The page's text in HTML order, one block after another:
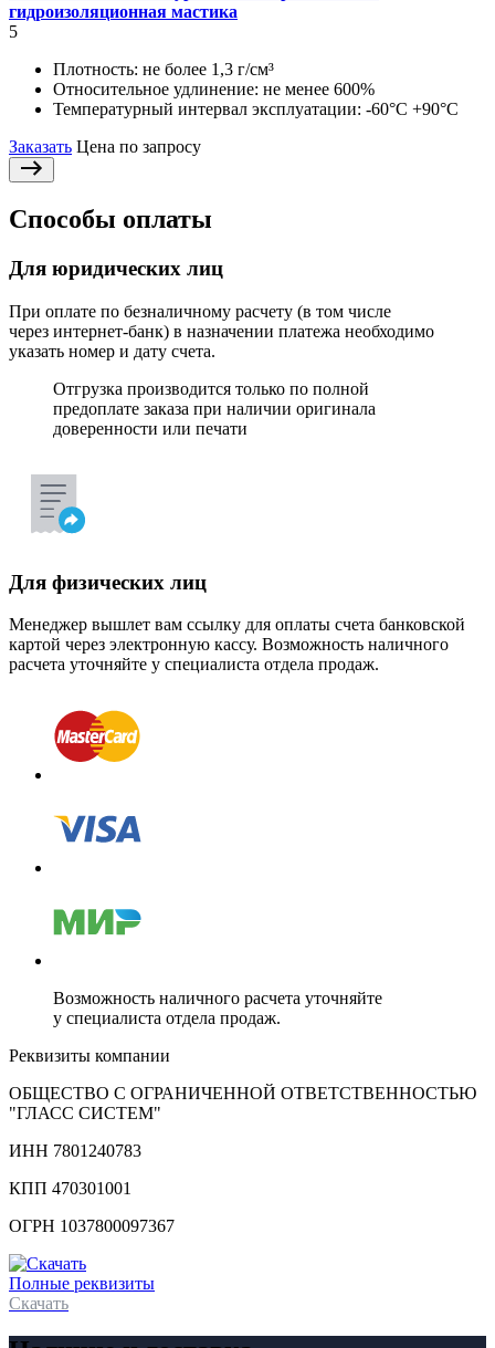
гидроизоляционная мастика
5
Плотность: не более 1,3 г/см³
Относительное удлинение: не менее 600%
Температурный интервал эксплуатации: -60°С +90°С
Заказать Цена по запросу
Способы оплаты
Для юридических лиц
При оплате по безналичному расчету (в том числе
через интернет-банк) в назначении платежа необходимо
указать номер и дату счета.
Отгрузка производится только по полной
предоплате заказа при наличии оригинала
доверенности или печати
Для физических лиц
Менеджер вышлет вам ссылку для оплаты счета банковской
картой через электронную кассу. Возможность наличного
расчета уточняйте у специалиста отдела продаж.
Возможность наличного расчета уточняйте
у специалиста отдела продаж.
Реквизиты компании
ОБЩЕСТВО С ОГРАНИЧЕННОЙ ОТВЕТСТВЕННОСТЬЮ
"ГЛАСС СИСТЕМ"
ИНН 7801240783
КПП 470301001
ОГРН 1037800097367
Полные реквизиты
Скачать